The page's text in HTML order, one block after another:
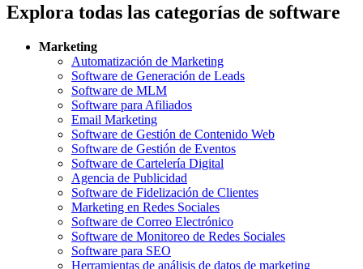
Explora todas las categorías de software
Marketing
Automatización de Marketing
Software de Generación de Leads
Software de MLM
Software para Afiliados
Email Marketing
Software de Gestión de Contenido Web
Software de Gestión de Eventos
Software de Cartelería Digital
Agencia de Publicidad
Software de Fidelización de Clientes
Marketing en Redes Sociales
Software de Correo Electrónico
Software de Monitoreo de Redes Sociales
Software para SEO
Herramientas de análisis de datos de marketing